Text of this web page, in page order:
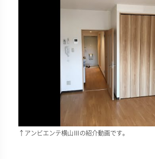
↑アンビエンテ横山Ⅲの紹介動画です。